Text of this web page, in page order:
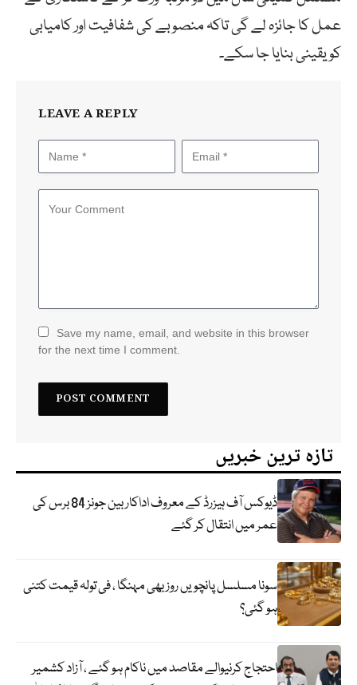
عمل کا جائزہ لے گی تاکہ منصوبے کی شفافیت اور کامیابی
کو یقینی بنایا جا سکے۔
LEAVE A REPLY
Save my name, email, and website in this browser
for the next time I comment.
تازہ ترین خبریں
ڈیوکس آف ہیزرڈ کے معروف اداکار بین جونز 84 برس کی
عمر میں انتقال کر گئے
سونا مسلسل پانچویں روز بھی مہنگا ، فی تولہ قیمت کتنی
ہو گئی؟
احتجاج کرنیوالے مقاصد میں ناکام ہو گئے ، آزاد کشمیر